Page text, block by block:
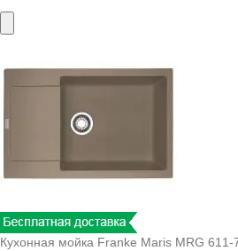
Кухонная мойка Franke Maris MRG 611-